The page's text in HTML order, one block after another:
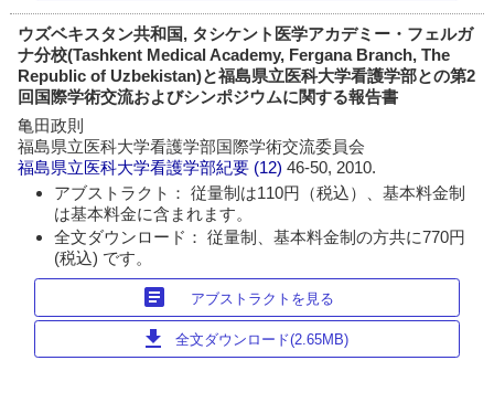
ウズベキスタン共和国, タシケント医学アカデミー・フェルガ
ナ分校(Tashkent Medical Academy, Fergana Branch, The
Republic of Uzbekistan)と福島県立医科大学看護学部との第2
回国際学術交流およびシンポジウムに関する報告書
亀田政則
福島県立医科大学看護学部国際学術交流委員会
福島県立医科大学看護学部紀要 (12)46-50, 2010.
アブストラクト： 従量制は110円（税込）、基本料金制
は基本料金に含まれます。
全文ダウンロード： 従量制、基本料金制の方共に770円
(税込) です。
article アブストラクトを見る
download 全文ダウンロード(2.65MB)